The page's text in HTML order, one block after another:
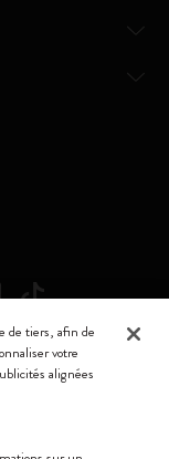
Srl a socio unico
1945400 - Cap.
de tiers, afin de
votre
alignées